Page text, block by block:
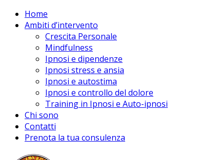
Home
Ambiti d’intervento
Crescita Personale
Mindfulness
Ipnosi e dipendenze
Ipnosi stress e ansia
Ipnosi e autostima
Ipnosi e controllo del dolore
Training in Ipnosi e Auto-ipnosi
Chi sono
Contatti
Prenota la tua consulenza